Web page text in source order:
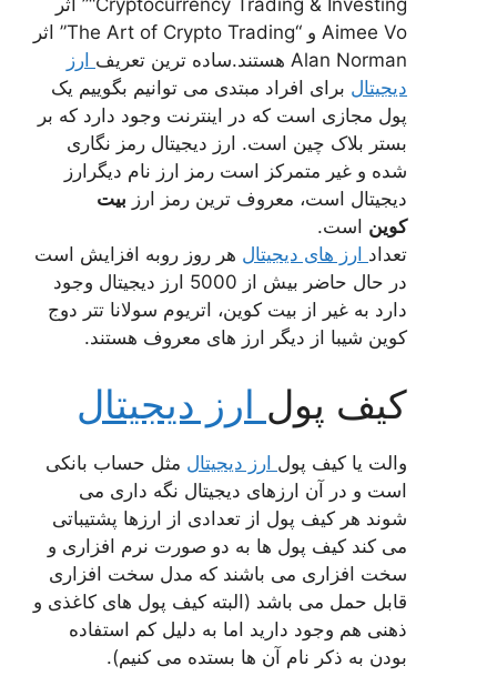
“Cryptocurrency Trading & Investing” اثر
Aimee Vo و “The Art of Crypto Trading” اثر
Alan Norman هستند.ساده ترین تعریف
ارز
دیجیتال برای افراد مبتدی می توانیم بگوییم یک
پول مجازی است که در اینترنت وجود دارد که بر
بستر بلاک چین است. ارز دیجیتال رمز نگاری
شده و غیر متمرکز است رمز ارز نام دیگرارز
دیجیتال است، معروف ترین رمز ارز بیت
کوین است.
تعداد ارز های دیجیتال هر روز روبه افزایش است
در حال حاضر بیش از 5000 ارز دیجیتال وجود
دارد به غیر از بیت کوین، اتریوم سولانا تتر دوج
کوین شیبا از دیگر ارز های معروف هستند.
کیف پول ارز دیجیتال
والت یا کیف پول ارز دیجیتال مثل حساب بانکی
است و در آن ارزهای دیجیتال نگه داری می
شوند هر کیف پول از تعدادی از ارزها پشتیباتی
می کند کیف پول ها به دو صورت نرم افزاری و
سخت افزاری می باشند که مدل سخت افزاری
قابل حمل می باشد (البته کیف پول های کاغذی و
ذهنی هم وجود دارید اما به دلیل کم استفاده
بودن به ذکر نام آن ها بستده می کنیم).